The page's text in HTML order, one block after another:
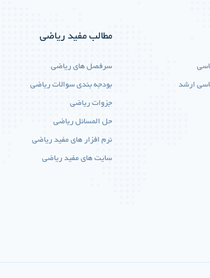
ارشد
مطالب مفید ریاضی
سرفصل های ریاضی
بودجه بندی سوالات ریاضی
جزوات ریاضی
حل المسائل ریاضی
نرم افزار های مفید ریاضی
سایت های مفید ریاضی